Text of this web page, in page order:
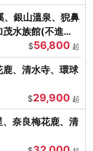
銀山溫泉、猊鼻
水族館(不進店)
$56,800 起
、清水寺、環球
$29,900 起
奈良梅花鹿、清